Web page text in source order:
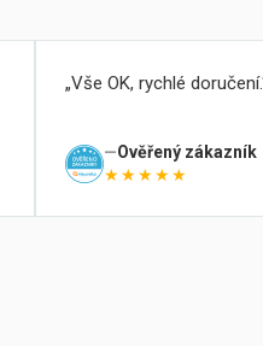
Vše OK, rychlé doručení.
Ověřený zákazník
★★★★★